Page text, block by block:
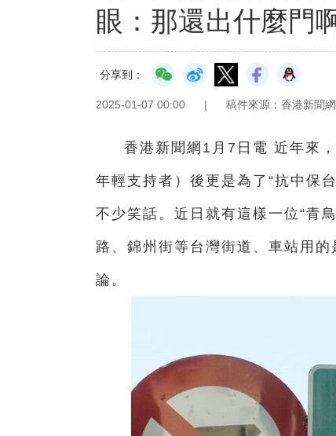
眼：那還出什麼門
分享到：
2025-01-07 00:00 | 稿件來源：香港新聞網
香港新聞網1月7日電 近年來
年輕支持者）後更是為了“抗中保
不少笑話。近日就有這樣一位“青
路、錦州街等台灣街道、車站用
論。